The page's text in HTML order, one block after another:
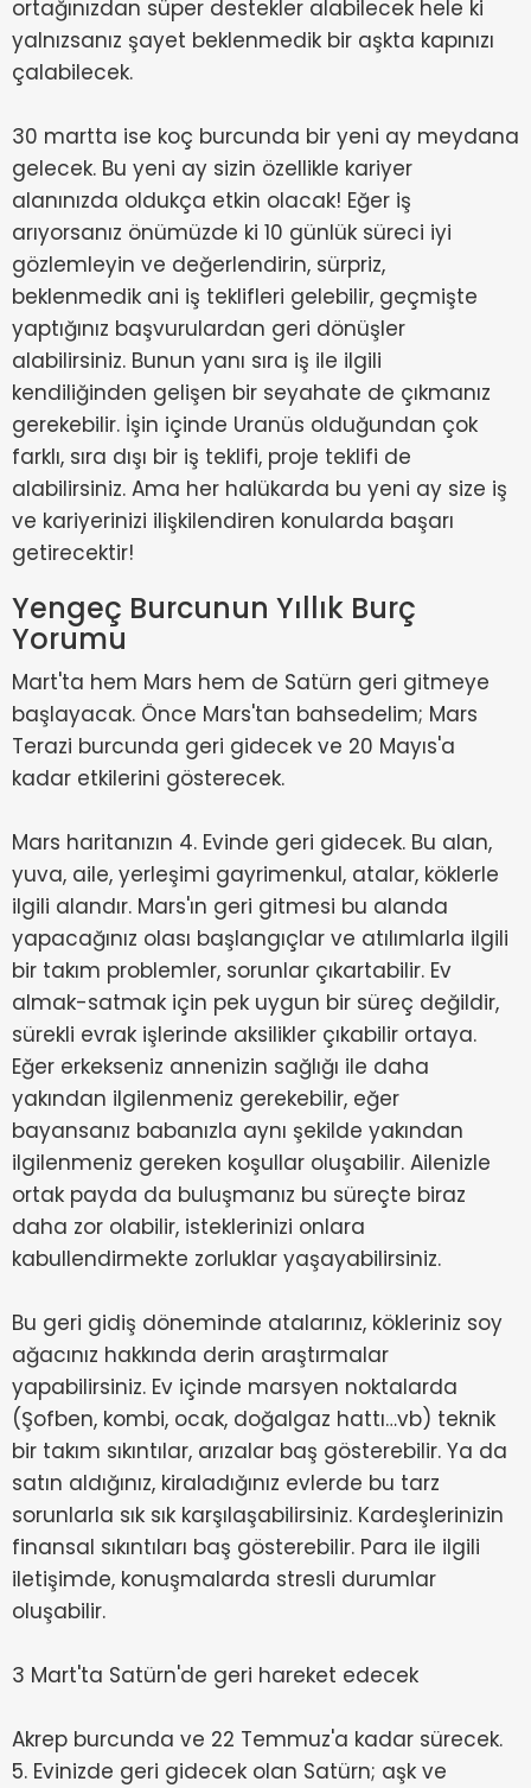
ortağınızdan süper destekler alabilecek hele ki
yalnızsanız şayet beklenmedik bir aşkta kapınızı
çalabilecek.
30 martta ise koç burcunda bir yeni ay meydana
gelecek. Bu yeni ay sizin özellikle kariyer
alanınızda oldukça etkin olacak! Eğer iş
arıyorsanız önümüzde ki 10 günlük süreci iyi
gözlemleyin ve değerlendirin, sürpriz,
beklenmedik ani iş teklifleri gelebilir, geçmişte
yaptığınız başvurulardan geri dönüşler
alabilirsiniz. Bunun yanı sıra iş ile ilgili
kendiliğinden gelişen bir seyahate de çıkmanız
gerekebilir. İşin içinde Uranüs olduğundan çok
farklı, sıra dışı bir iş teklifi, proje teklifi de
alabilirsiniz. Ama her halükarda bu yeni ay size iş
ve kariyerinizi ilişkilendiren konularda başarı
getirecektir!
Yengeç Burcunun Yıllık Burç
Yorumu
Mart'ta hem Mars hem de Satürn geri gitmeye
başlayacak. Önce Mars'tan bahsedelim; Mars
Terazi burcunda geri gidecek ve 20 Mayıs'a
kadar etkilerini gösterecek.
Mars haritanızın 4. Evinde geri gidecek. Bu alan,
yuva, aile, yerleşimi gayrimenkul, atalar, köklerle
ilgili alandır. Mars'ın geri gitmesi bu alanda
yapacağınız olası başlangıçlar ve atılımlarla ilgili
bir takım problemler, sorunlar çıkartabilir. Ev
almak-satmak için pek uygun bir süreç değildir,
sürekli evrak işlerinde aksilikler çıkabilir ortaya.
Eğer erkekseniz annenizin sağlığı ile daha
yakından ilgilenmeniz gerekebilir, eğer
bayansanız babanızla aynı şekilde yakından
ilgilenmeniz gereken koşullar oluşabilir. Ailenizle
ortak payda da buluşmanız bu süreçte biraz
daha zor olabilir, isteklerinizi onlara
kabullendirmekte zorluklar yaşayabilirsiniz.
Bu geri gidiş döneminde atalarınız, kökleriniz soy
ağacınız hakkında derin araştırmalar
yapabilirsiniz. Ev içinde marsyen noktalarda
(Şofben, kombi, ocak, doğalgaz hattı…vb) teknik
bir takım sıkıntılar, arızalar baş gösterebilir. Ya da
satın aldığınız, kiraladığınız evlerde bu tarz
sorunlarla sık sık karşılaşabilirsiniz. Kardeşlerinizin
finansal sıkıntıları baş gösterebilir. Para ile ilgili
iletişimde, konuşmalarda stresli durumlar
oluşabilir.
3 Mart'ta Satürn'de geri hareket edecek
Akrep burcunda ve 22 Temmuz'a kadar sürecek.
5. Evinizde geri gidecek olan Satürn; aşk ve